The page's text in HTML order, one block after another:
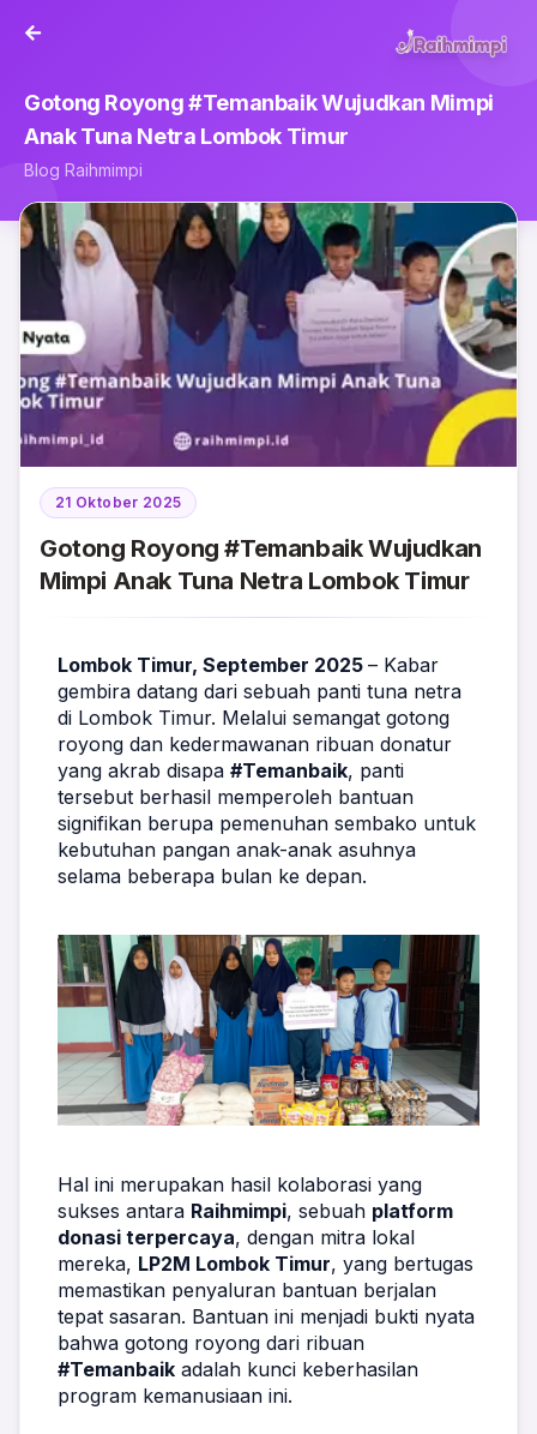
Gotong Royong #Temanbaik Wujudkan Mimpi
Anak Tuna Netra Lombok Timur
Blog Raihmimpi
21 Oktober 2025
Gotong Royong #Temanbaik Wujudkan
Mimpi Anak Tuna Netra Lombok Timur
Lombok Timur, September 2025 – Kabar
gembira datang dari sebuah panti tuna netra
di Lombok Timur. Melalui semangat gotong
royong dan kedermawanan ribuan donatur
yang akrab disapa #Temanbaik, panti
tersebut berhasil memperoleh bantuan
signifikan berupa pemenuhan sembako untuk
kebutuhan pangan anak-anak asuhnya
selama beberapa bulan ke depan.
Hal ini merupakan hasil kolaborasi yang
sukses antara Raihmimpi, sebuah platform
donasi terpercaya, dengan mitra lokal
mereka, LP2M Lombok Timur, yang bertugas
memastikan penyaluran bantuan berjalan
tepat sasaran. Bantuan ini menjadi bukti nyata
#Temanbaik adalah kunci keberhasilan
program kemanusiaan ini.